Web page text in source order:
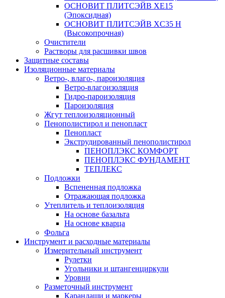
ОСНОВИТ ПЛИТСЭЙВ XЕ15
(Эпоксидная)
ОСНОВИТ ПЛИТСЭЙВ XС35 Н
(Высокопрочная)
Очистители
Растворы для расшивки швов
Защитные составы
Изоляционные материалы
Ветро-, влаго-, пароизоляция
Ветро-влагоизоляция
Гидро-пароизоляция
Пароизоляция
Жгут теплоизоляционный
Пенополистирол и пенопласт
Пенопласт
Экструдированный пенополистирол
ПЕНОПЛЭКС КОМФОРТ
ПЕНОПЛЭКС ФУНДАМЕНТ
ТЕПЛЕКС
Подложки
Вспененная подложка
Отражающая подложка
Утеплитель и теплоизоляция
На основе базальта
На основе кварца
Фольга
Инструмент и расходные материалы
Измерительный инструмент
Рулетки
Угольники и штангенциркули
Уровни
Разметочный инструмент
Карандаши и маркеры